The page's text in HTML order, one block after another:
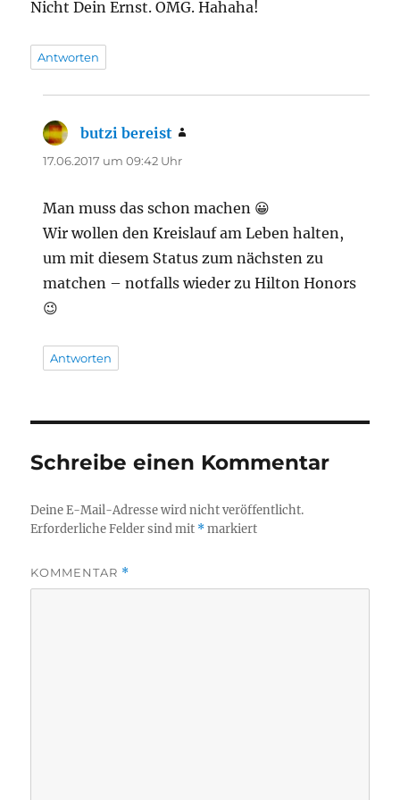
Nicht Dein Ernst. OMG. Hahaha!
Antworten
butzi bereist
17.06.2017 um 09:42 Uhr
Man muss das schon machen 😀
Wir wollen den Kreislauf am Leben halten,
um mit diesem Status zum nächsten zu
matchen – notfalls wieder zu Hilton Honors
😉
Antworten
Schreibe einen Kommentar
Deine E-Mail-Adresse wird nicht veröffentlicht.
Erforderliche Felder sind mit *markiert
KOMMENTAR *